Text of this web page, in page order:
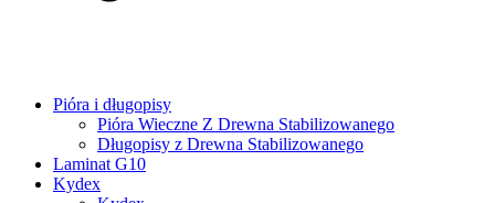
Pióra i długopisy
Pióra Wieczne Z Drewna Stabilizowanego
Długopisy z Drewna Stabilizowanego
Laminat G10
Kydex